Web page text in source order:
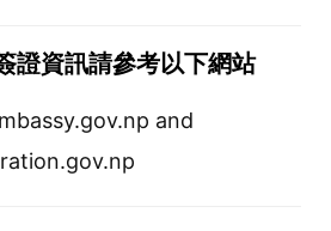
證資訊請參考以下網站
and